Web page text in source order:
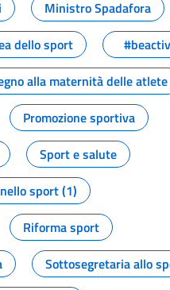
Ministro Spadafora
dello sport
alla maternità delle atlete
Promozione sportiva
Sport e salute
sport (1)
Riforma sport
Sottosegretaria allo